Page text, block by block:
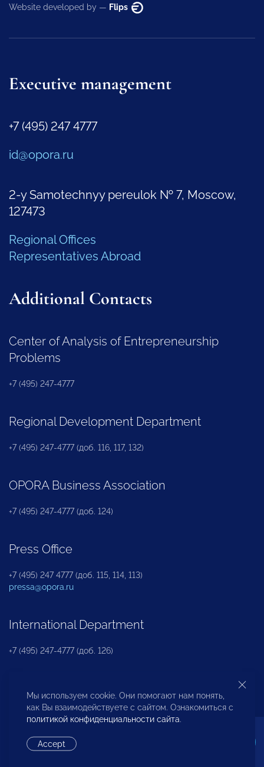
Website developed by — Flips
Executive management
+7 (495) 247 4777
id@opora.ru
2-y Samotechnyy pereulok № 7, Moscow,
127473
Regional Offices
Representatives Abroad
Additional Contacts
Center of Analysis of Entrepreneurship
Problems
+7 (495) 247-4777
Regional Development Department
+7 (495) 247-4777 (доб. 116, 117, 132)
OPORA Business Association
+7 (495) 247-4777 (доб. 124)
Press Office
+7 (495) 247 4777 (доб. 115, 114, 113)
pressa@opora.ru
International Department
+7 (495) 247-4777 (доб. 126)
Business and Investment Rights Protection
Department
Мы используем cookie. Они помогают нам понять,
как Вы взаимодействуете с сайтом. Ознакомиться с
политикой конфиденциальности сайта.
Accept